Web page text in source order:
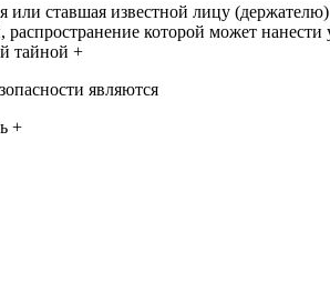
ставшая известной лицу
которой может
тайной +
являются
+